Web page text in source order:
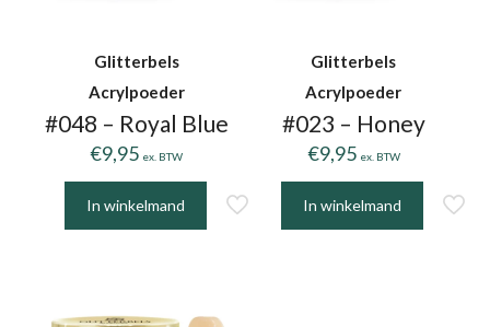
Glitterbels
Acrylpoeder
#048 – Royal Blue
€9,95 ex. BTW
In winkelmand
Glitterbels
Acrylpoeder
#023 – Honey
€9,95 ex. BTW
In winkelmand